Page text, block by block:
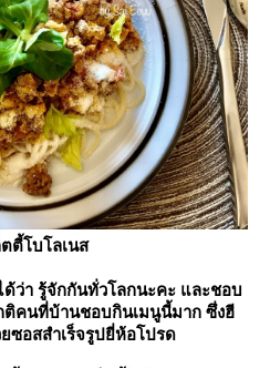
ตตี้โบโลเนส
ว่า รู้จักกันทั่วโลกนะคะ และชอบ
คนที่บ้านชอบกินเมนูนี้มาก ซึ่งฮี
ยซอสสำเร็จรูปยี่ห้อโปรด